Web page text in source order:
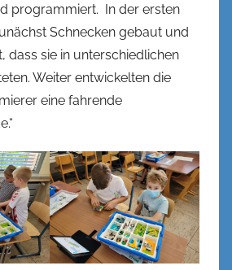
programmiert. In der ersten
Schnecken gebaut und
dass sie in unterschiedlichen
Weiter entwickelten die
eine fahrende